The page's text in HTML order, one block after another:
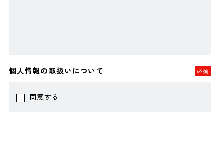
個人情報の取扱いについて 必須
同意する